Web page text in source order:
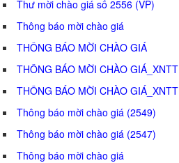
Thư mời chào giá số 2556 (VP)
Thông báo mời chào giá
THÔNG BÁO MỜI CHÀO GIÁ
THÔNG BÁO MỜI CHÀO GIÁ_XNTT
THÔNG BÁO MỜI CHÀO GIÁ_XNTT
Thông báo mời chào giá (2549)
Thông báo mời chào giá (2547)
Thông báo mời chào giá